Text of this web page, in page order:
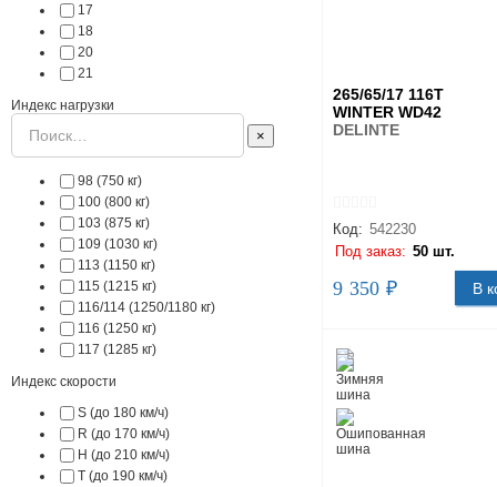
17
18
20
21
Индекс нагрузки
×
98 (750 кг)
100 (800 кг)
103 (875 кг)
109 (1030 кг)
113 (1150 кг)
115 (1215 кг)
116/114 (1250/1180 кг)
116 (1250 кг)
117 (1285 кг)
Индекс скорости
S (до 180 км/ч)
R (до 170 км/ч)
H (до 210 км/ч)
T (до 190 км/ч)
265/65/17 116T
WINTER WD42
DELINTE
Код: 542230
Под заказ: 50 шт.
9 350 ₽ В